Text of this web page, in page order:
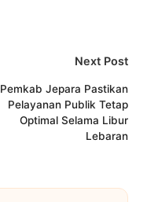
Next Post
Pemkab Jepara Pastikan
Pelayanan Publik Tetap
Optimal Selama Libur
Lebaran